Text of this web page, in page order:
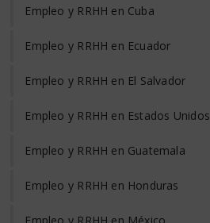
Empleo y RRHH en Cuba
Empleo y RRHH en Ecuador
Empleo y RRHH en El Salvador
Empleo y RRHH en Estados Unidos
Empleo y RRHH en Guatemala
Empleo y RRHH en Honduras